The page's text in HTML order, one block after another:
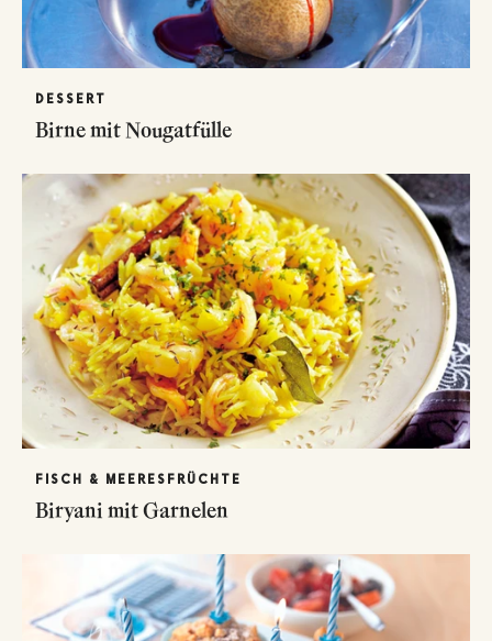
DESSERT
Birne mit Nougatfülle
FISCH & MEERESFRÜCHTE
Biryani mit Garnelen